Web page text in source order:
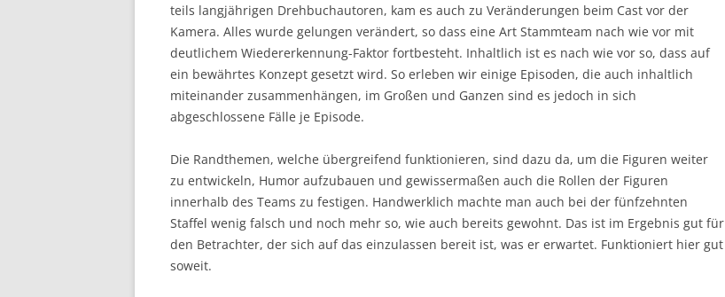
teils langjährigen Drehbuchautoren, kam es auch zu Veränderungen beim Cast vor der
Kamera. Alles wurde gelungen verändert, so dass eine Art Stammteam nach wie vor mit
deutlichem Wiedererkennung-Faktor fortbesteht. Inhaltlich ist es nach wie vor so, dass auf
ein bewährtes Konzept gesetzt wird. So erleben wir einige Episoden, die auch inhaltlich
miteinander zusammenhängen, im Großen und Ganzen sind es jedoch in sich
abgeschlossene Fälle je Episode.
Die Randthemen, welche übergreifend funktionieren, sind dazu da, um die Figuren weiter
zu entwickeln, Humor aufzubauen und gewissermaßen auch die Rollen der Figuren
innerhalb des Teams zu festigen. Handwerklich machte man auch bei der fünfzehnten
Staffel wenig falsch und noch mehr so, wie auch bereits gewohnt. Das ist im Ergebnis gut für
den Betrachter, der sich auf das einzulassen bereit ist, was er erwartet. Funktioniert hier gut
soweit.